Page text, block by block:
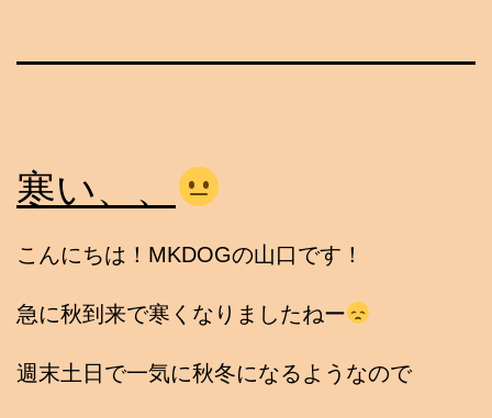
寒い、、
こんにちは！MKDOGの山口です！
急に秋到来で寒くなりましたねー
週末土日で一気に秋冬になるようなので